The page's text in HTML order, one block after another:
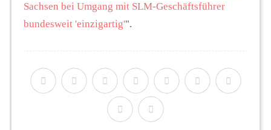
Sachsen bei Umgang mit SLM-Geschäftsführer
bundesweit 'einzigartig'".